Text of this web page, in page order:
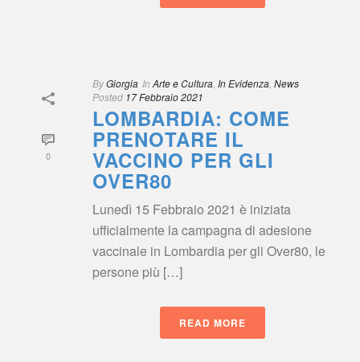
0
ByGiorgia In Arte e Cultura In Evidenza New
Posted 17 Febbraio 2021
LOMBARDIA: COME
PRENOTARE IL
VACCINO PER GLI
OVER80
Lunedì 15 Febbraio 2021 è iniziata
ufficialmente la campagna di adesione
vaccinale in Lombardia per gli Over80, le
persone più […]
READ MORE